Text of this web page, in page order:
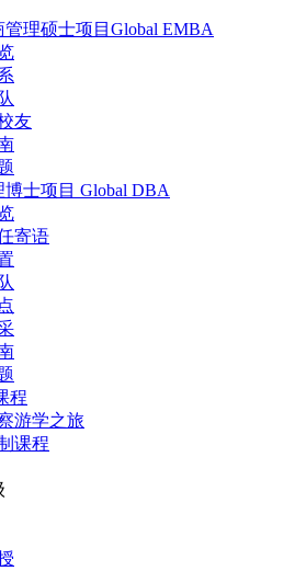
理硕士项目Global EMBA
友
士项目 Global DBA
寄语
程
游学之旅
课程